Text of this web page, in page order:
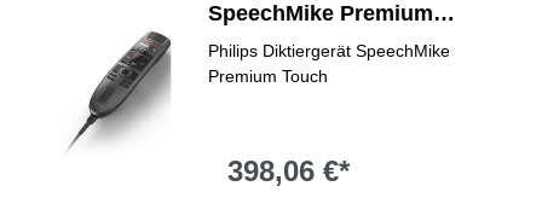
SpeechMike Premium
Touch SMP3700
Philips Diktiergerät SpeechMike
Premium Touch
398,06 €*